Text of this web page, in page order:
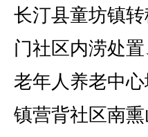
长汀县童坊镇
门社区内涝处
老年人养老中
镇营背社区南